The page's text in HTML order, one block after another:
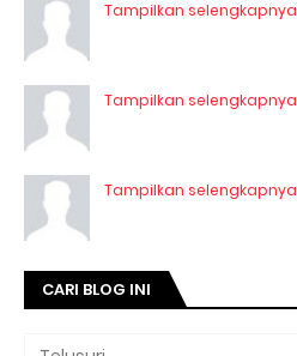
Tampilkan selengkapnya
Tampilkan selengkapnya
Tampilkan selengkapnya
CARI BLOG INI